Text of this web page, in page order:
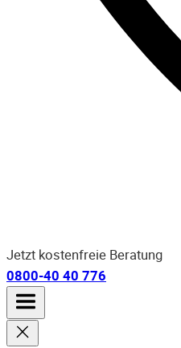
Jetzt kostenfreie Beratung
0800-40 40 776